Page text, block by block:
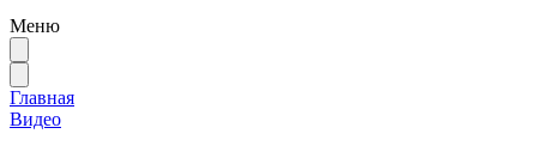
Меню
Главная
Видео